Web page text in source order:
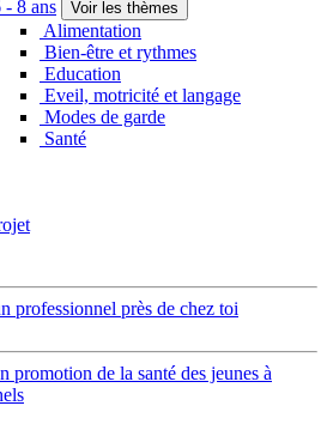
- 8 ans
Voir les thèmes
Alimentation
Bien-être et rythmes
Education
Eveil, motricité et langage
Modes de garde
Santé
professionnel près de chez toi
promotion de la santé des jeunes à